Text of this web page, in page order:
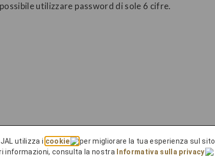
utilizzare password di sole 6 cifre.
JAL utilizza i cookie
per migliorare la tua esperienza sul sito.
informazioni, consulta la nostra
Informativa sulla privacy .